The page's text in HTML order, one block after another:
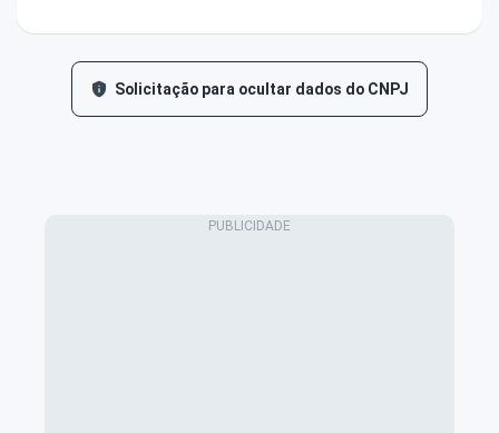
Solicitação para ocultar dados do CNPJ